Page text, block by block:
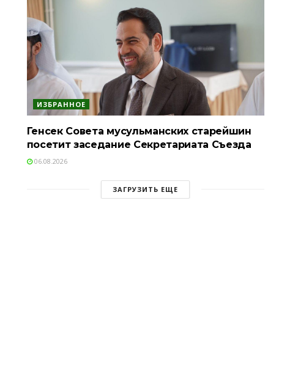
ИЗБРАННОЕ
Генсек Совета мусульманских старейшин
посетит заседание Секретариата Съезда
06.08.2026
ЗАГРУЗИТЬ ЕЩЕ